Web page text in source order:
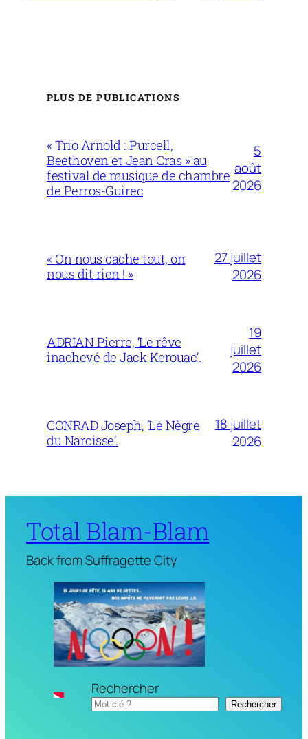
PLUS DE PUBLICATIONS
« Trio Arnold : Purcell,
Beethoven et Jean Cras » au
festival de musique de chambre
de Perros-Guirec
5
août
2026
« On nous cache tout, on
nous dit rien ! »
27 juillet
2026
ADRIAN Pierre, ‘Le rêve
inachevé de Jack Kerouac’.
19
juillet
2026
CONRAD Joseph, ‘Le Nègre
du Narcisse’.
18 juillet
2026
Total Blam-Blam
Back from Suffragette City
Rechercher
Rechercher